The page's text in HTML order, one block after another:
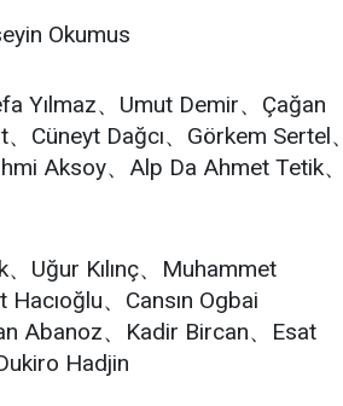
Okumus
Yılmaz、Umut Demir、Çağan
Cüneyt Dağcı、Görkem Sertel、
Aksoy、Alp Da Ahmet Tetik、
Uğur Kılınç、Muhammet
、Cansın Ogbai
Abanoz、Kadir Bircan、Esat
Hadjin